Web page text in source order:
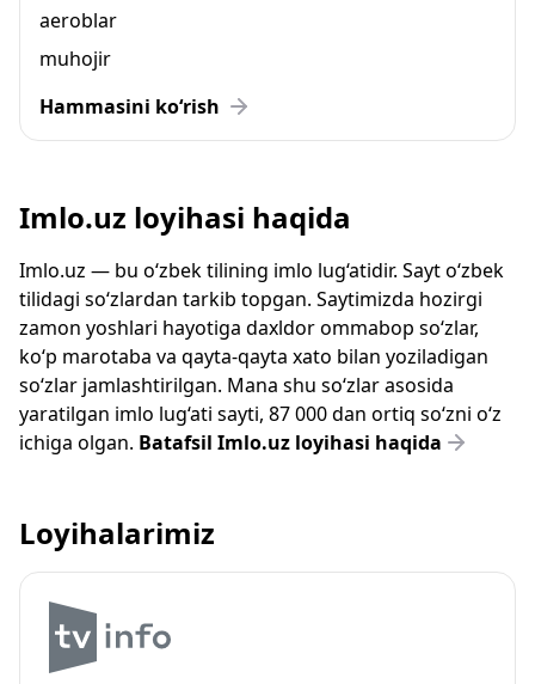
aeroblar
muhojir
Hammasini ko‘rish
Imlo.uz loyihasi haqida
Imlo.uz — bu o‘zbek tilining imlo lug‘atidir. Sayt o‘zbek
tilidagi so‘zlardan tarkib topgan. Saytimizda hozirgi
zamon yoshlari hayotiga daxldor ommabop so‘zlar,
ko‘p marotaba va qayta-qayta xato bilan yoziladigan
so‘zlar jamlashtirilgan. Mana shu so‘zlar asosida
yaratilgan imlo lug‘ati sayti, 87 000 dan ortiq so‘zni o‘z
ichiga olgan. Batafsil Imlo.uz loyihasi haqida
Loyihalarimiz